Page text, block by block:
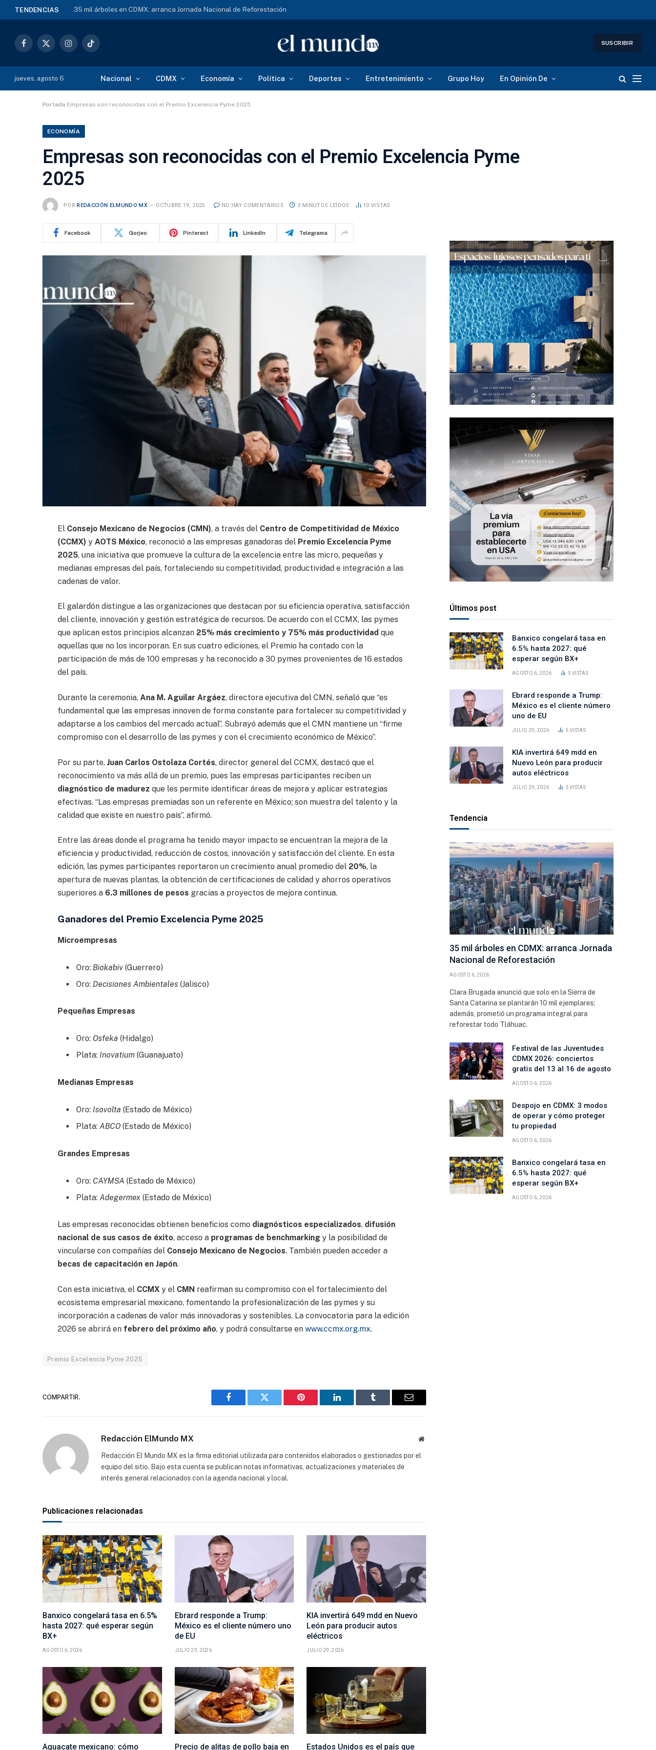
TENDENCIAS 35 mil árboles en CDMX: arranca Jornada Nacional de Reforestación
Facebook
X
InstagramTikTok
SUSCRIBIR
jueves, agosto 6 Nacional CDMX Economía Política Deportes Entretenimiento Grupo Hoy En Opinión De
Portada Empresas son reconocidas con el Premio Excelencia Pyme 2025
ECONOMÍA
Empresas son reconocidas con el Premio Excelencia Pyme
2025
POR REDACCIÓN ELMUNDO MX OCTUBRE 19, 2025 NO HAY COMENTARIOS 3 MINUTOS LEÍDOS 10 VISTAS
Facebook Gorjeo Pinterest LinkedIn Telegrama
El Consejo Mexicano de Negocios (CMN), a través del Centro de Competitividad de México
(CCMX) y AOTS México, reconoció a las empresas ganadoras del Premio Excelencia Pyme
2025, una iniciativa que promueve la cultura de la excelencia entre las micro, pequeñas y
medianas empresas del país, fortaleciendo su competitividad, productividad e integración a las
cadenas de valor.
El galardón distingue a las organizaciones que destacan por su eficiencia operativa, satisfacción
del cliente, innovación y gestión estratégica de recursos. De acuerdo con el CCMX, las pymes
que aplican estos principios alcanzan 25% más crecimiento y 75% más productividad que
aquellas que no los incorporan. En sus cuatro ediciones, el Premio ha contado con la
participación de más de 100 empresas y ha reconocido a 30 pymes provenientes de 16 estados
del país.
Durante la ceremonia, Ana M. Aguilar Argáez, directora ejecutiva del CMN, señaló que “es
fundamental que las empresas innoven de forma constante para fortalecer su competitividad y
adaptarse a los cambios del mercado actual”. Subrayó además que el CMN mantiene un “firme
compromiso con el desarrollo de las pymes y con el crecimiento económico de México”.
Por su parte, Juan Carlos Ostolaza Cortés, director general del CCMX, destacó que el
reconocimiento va más allá de un premio, pues las empresas participantes reciben un
diagnóstico de madurez que les permite identificar áreas de mejora y aplicar estrategias
efectivas. “Las empresas premiadas son un referente en México; son muestra del talento y la
calidad que existe en nuestro país”, afirmó.
Entre las áreas donde el programa ha tenido mayor impacto se encuentran la mejora de la
eficiencia y productividad, reducción de costos, innovación y satisfacción del cliente. En esta
edición, las pymes participantes reportaron un crecimiento anual promedio del 20%, la
apertura de nuevas plantas, la obtención de certificaciones de calidad y ahorros operativos
superiores a 6.3 millones de pesos gracias a proyectos de mejora continua.
Ganadores del Premio Excelencia Pyme 2025
Microempresas
Oro: Biokabiv(Guerrero)
Oro: Decisiones Ambientales (Jalisco)
Pequeñas Empresas
Oro: Osfeka (Hidalgo)
Plata: Inovatium(Guanajuato)
Medianas Empresas
Oro: Isovolta (Estado de México)
Plata: ABCO(Estado de México)
Grandes Empresas
Oro: CAYMSA (Estado de México)
Plata: Adegermex(Estado de México)
Las empresas reconocidas obtienen beneficios como diagnósticos especializados, difusión
nacional de sus casos de éxito, acceso a programas de benchmarkingy la posibilidad de
vincularse con compañías del Consejo Mexicano de Negocios. También pueden acceder a
becas de capacitación en Japón.
Con esta iniciativa, el CCMXy el CMN reafirman su compromiso con el fortalecimiento del
ecosistema empresarial mexicano, fomentando la profesionalización de las pymes y su
incorporación a cadenas de valor más innovadoras y sostenibles. La convocatoria para la edición
2026 se abrirá en febrero del próximo año, y podrá consultarse en www.ccmx.org.mx.
Premio Excelencia Pyme 2025
COMPARTIR.
Facebook Gorjeo Pinterest LinkedIn Tumblr
Correo
Redacción ElMundo MX
Sitio
Redacción El Mundo MX es la firma editorial utilizada para contenidos elaborados o gestionados por el
equipo del sitio. Bajo esta cuenta se publican notas informativas, actualizaciones y materiales de
interés general relacionados con la agenda nacional y local.
Publicaciones relacionadas
Banxico congelará tasa en 6.5%
hasta 2027: qué esperar según
BX+
AGOSTO 6, 2026
Ebrard responde a Trump:
México es el cliente número uno
de EU
JULIO 29, 2026
KIA invertirá 649 mdd en Nuevo
León para producir autos
eléctricos
JULIO 29, 2026
Aguacate mexicano: cómo Precio de alitas de pollo baja en Estados Unidos es el país que
Últimos post
Banxico congelará tasa en
6.5% hasta 2027: qué
esperar según BX+
AGOSTO 6, 2026 5VISTAS
Ebrard responde a Trump:
México es el cliente número
uno de EU
JULIO 29, 2026 5VISTAS
KIA invertirá 649 mdd en
Nuevo León para producir
autos eléctricos
JULIO 29, 2026 3VISTAS
Tendencia
35 mil árboles en CDMX: arranca Jornada
Nacional de Reforestación
AGOSTO 6, 2026
Clara Brugada anunció que solo en la Sierra de
Santa Catarina se plantarán 10 mil ejemplares;
además, prometió un programa integral para
reforestar todo Tláhuac.
Festival de las Juventudes
CDMX 2026: conciertos
gratis del 13 al 16 de agosto
AGOSTO 6, 2026
Despojo en CDMX: 3 modos
de operar y cómo proteger
tu propiedad
AGOSTO 6, 2026
Banxico congelará tasa en
6.5% hasta 2027: qué
esperar según BX+
AGOSTO 6, 2026